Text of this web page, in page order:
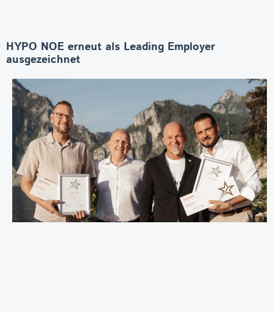
HYPO NOE erneut als Leading Employer
ausgezeichnet